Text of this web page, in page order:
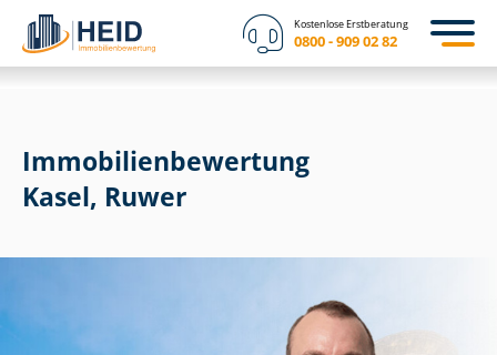
Kostenlose Erstberatung
0800 - 909 02 82
Immobilien­bewertung
Kasel, Ruwer